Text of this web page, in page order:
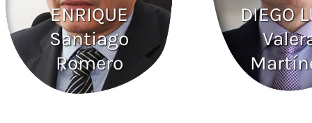
ENRIQUE
Santiago
Romero
DIEGO